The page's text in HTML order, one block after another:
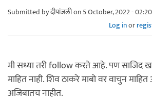
Submitted byदीपांजलीon 5 October, 2022 - 02:20
Log inor
मी सध्या तरी follow करते आहे. पण साजिद
माहित नाही. शिव ठाकरे माबो वर वाचुन
अजिबातच नाहीत.